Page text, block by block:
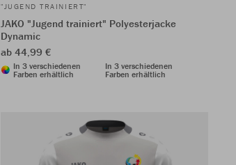
"JUGEND TRAINIERT"
JAKO "Jugend trainiert" Polyesterjacke
Dynamic
ab 44,99 €
In 3 verschiedenen
Farben erhältlich
In 3 verschiedenen
Farben erhältlich